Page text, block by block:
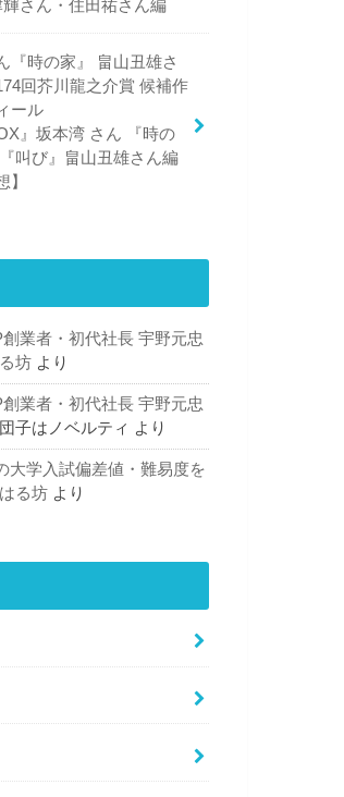
さん・住田祐さん編
『時の家』 畠山丑雄さ
回芥川龍之介賞 候補作
ール
』坂本湾 さん 『時の
叫び』畠山丑雄さん編
】
業者・初代社長 宇野元忠
坊 より
業者・初代社長 宇野元忠
子はノベルティ より
大学入試偏差値・難易度を
はる坊 より